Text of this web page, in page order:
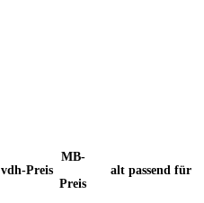
vdh-Preis
MB-
Preis
alt passend für